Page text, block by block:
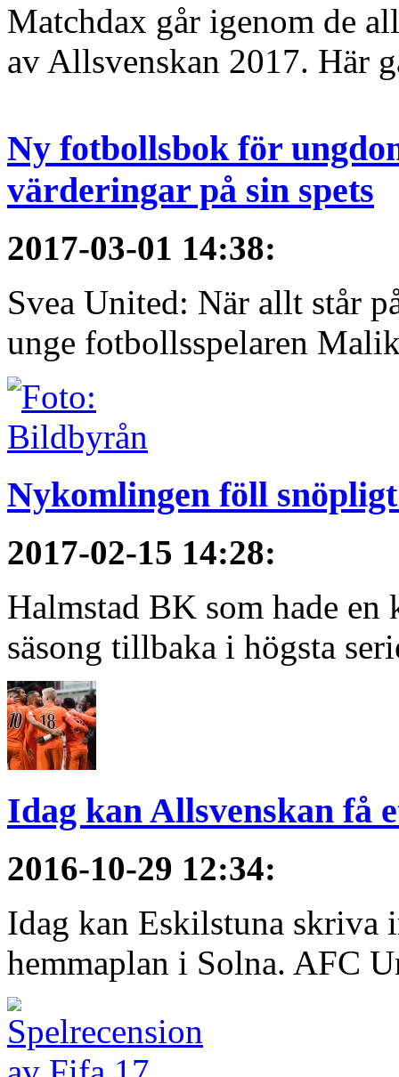
Matchdax går igenom de
av Allsvenskan 2017. Här
Ny fotbollsbok för
värderingar på sin spets
2017-03-01 14:38:
Svea United: När allt står
unge fotbollsspelaren
Nykomlingen föll
2017-02-15 14:28:
Halmstad BK som hade
säsong tillbaka i högsta
Idag kan Allsvenskan få
2016-10-29 12:34:
Idag kan Eskilstuna skriva
hemmaplan i Solna. AFC